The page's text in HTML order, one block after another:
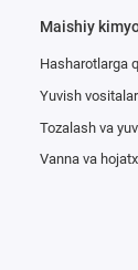
Maishiy
Hasharotlarga
Yuvish
Tozalash va
Vanna va